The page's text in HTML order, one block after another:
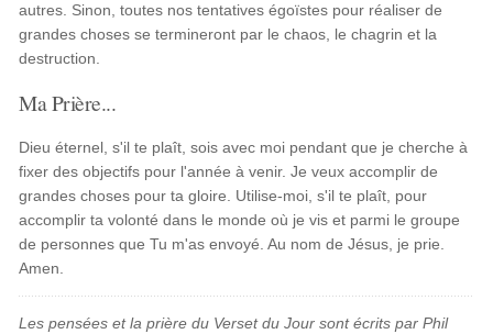
autres. Sinon, toutes nos tentatives égoïstes pour réaliser de
grandes choses se termineront par le chaos, le chagrin et la
destruction.
Ma Prière...
Dieu éternel, s'il te plaît, sois avec moi pendant que je cherche à
fixer des objectifs pour l'année à venir. Je veux accomplir de
grandes choses pour ta gloire. Utilise-moi, s'il te plaît, pour
accomplir ta volonté dans le monde où je vis et parmi le groupe
de personnes que Tu m'as envoyé. Au nom de Jésus, je prie.
Amen.
Les pensées et la prière du Verset du Jour sont écrits par Phil